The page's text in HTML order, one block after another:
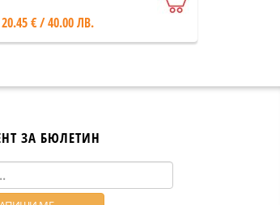
20.45 € / 40.00 ЛВ.
ЗА БЮЛЕТИН